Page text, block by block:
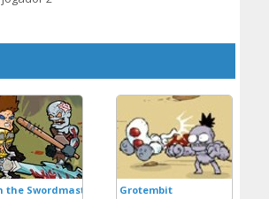
the Swordmaster Grotembit